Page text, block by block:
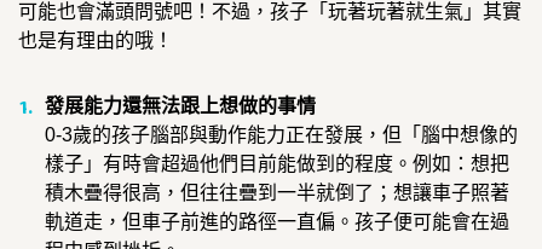
可能也會滿頭問號吧！不過，孩子「玩著玩著就生氣」其實
也是有理由的哦！
發展能力還無法跟上想做的事情
0-3歲的孩子腦部與動作能力正在發展，但「腦中想像的
樣子」有時會超過他們目前能做到的程度。例如：想把
積木疊得很高，但往往疊到一半就倒了；想讓車子照著
軌道走，但車子前進的路徑一直偏。孩子便可能會在過